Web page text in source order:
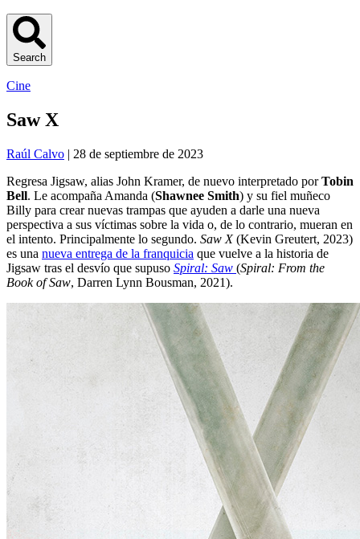
Search
Cine
Saw X
Raúl Calvo | 28 de septiembre de 2023
Regresa Jigsaw, alias John Kramer, de nuevo interpretado porTobin
Bell. Le acompaña Amanda (Shawnee Smith) y su fiel muñeco
Billy para crear nuevas trampas que ayuden a darle una nueva
perspectiva a sus víctimas sobre la vida o, de lo contrario, mueran en
el intento. Principalmente lo segundo. Saw X(Kevin Greutert, 2023)
es una nueva entrega de la franquicia que vuelve a la historia de
Jigsaw tras el desvío que supuso Spiral: Saw (Spiral: From the
Book of Saw, Darren Lynn Bousman, 2021).